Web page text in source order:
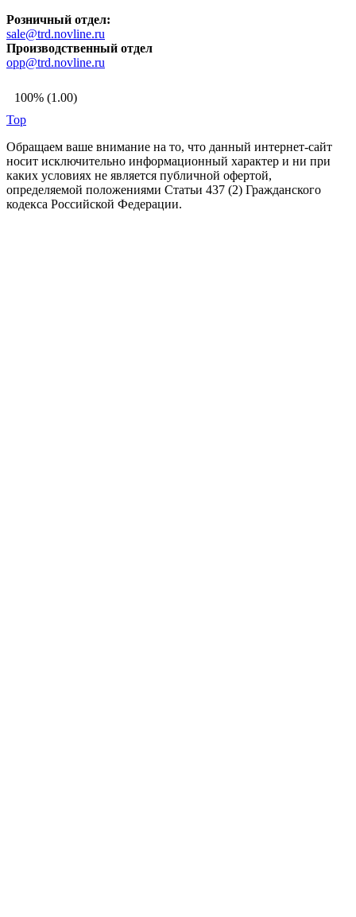
Розничный отдел:
sale@trd.novline.ru
Производственный отдел
opp@trd.novline.ru
100% (1.00)
Top
Обращаем ваше внимание на то, что данный интернет-сайт
носит исключительно информационный характер и ни при
каких условиях не является публичной офертой,
определяемой положениями Статьи 437 (2) Гражданского
кодекса Российской Федерации.